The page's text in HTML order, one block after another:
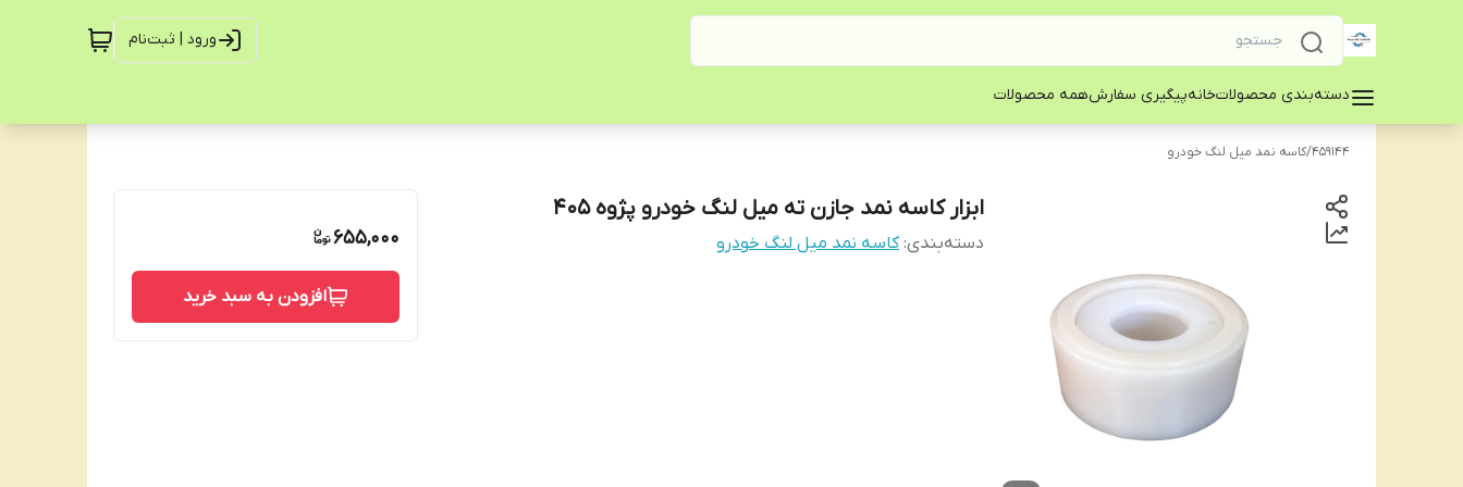
ورود | ثبت‌نام
دسته‌بندی محصولاتخانهپیگیری سفارشهمه محصولات
459144
/کاسه نمد میل لنگ خودرو
ابزار کاسه نمد جازن ته میل لنگ خودرو پژوه 405
دسته‌بندی:کاسه نمد میل لنگ خودرو 655,000
افزودن به سبد خرید